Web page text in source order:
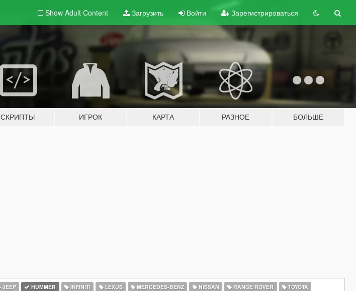
Show Adult Content Загрузить Войти Зарегистрироваться
СКРИПТЫ ИГРОК КАРТА РАЗНОЕ БОЛЬШЕ
JEEP HUMMER INFINITI LEXUS MERCEDES-BENZ NISSAN RANGE ROVER
TOYOTA